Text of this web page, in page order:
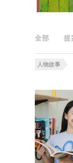
全部 提
人物故事